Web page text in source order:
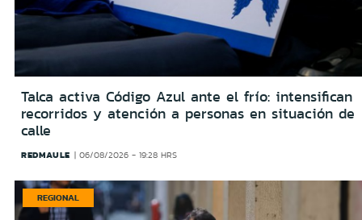
Talca activa Código Azul ante el frío: intensifican
recorridos y atención a personas en situación de
calle
REDMAULE 06/08/2026 - 19:28 HRS
REGIONAL